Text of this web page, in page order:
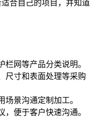
合自己的项目，并知道
栏网等产品分类说明。
尺寸和表面处理等采购
场景沟通定制加工。
便于客户快速沟通。